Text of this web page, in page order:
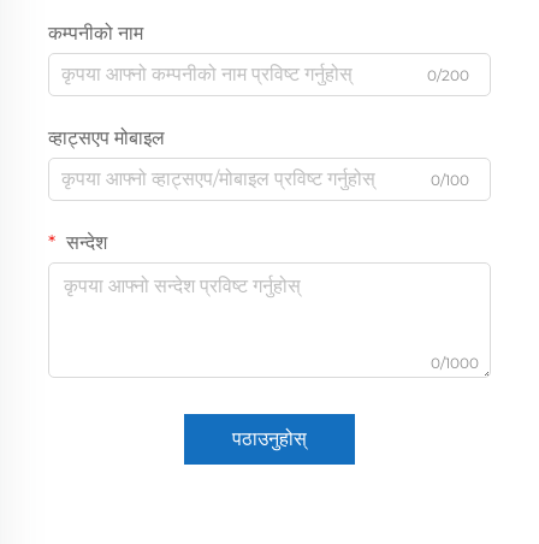
कम्पनीको नाम
0/200
व्हाट्सएप मोबाइल
0/100
सन्देश
0/1000
पठाउनुहोस्